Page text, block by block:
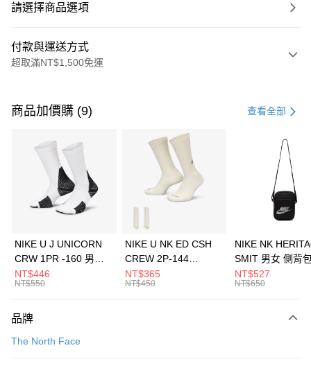
請選擇商品選項
付款與運送方式
超取滿NT$1,500免運
信用卡一次付款
3 期 0 利率 每期 21家銀行
合作金庫商業銀行
第一商業銀行
華南商業銀行
彰化商業銀行
上海商業儲蓄銀行
元大商業銀行
台灣樂天信用卡公司
Apple Pay
全盈+PAY
AFTEE先享後付
【關於「AFTEE先享後付」】
便利好安心！
運送方式
商品加價購 (9) 查看全部
NIKE U J UNICORN
CRW 1PR -160 男女
中統襪 FZ3393100
NT$446
NT$550
NIKE U NK ED CSH
CREW 2P-144
EMBRDY 男女 短統襪
FZ3073133
NT$365
NT$450
NIKE NK
SMIT 男女 側背
BA5871010
NT$527
NT$650
品牌
The North Face